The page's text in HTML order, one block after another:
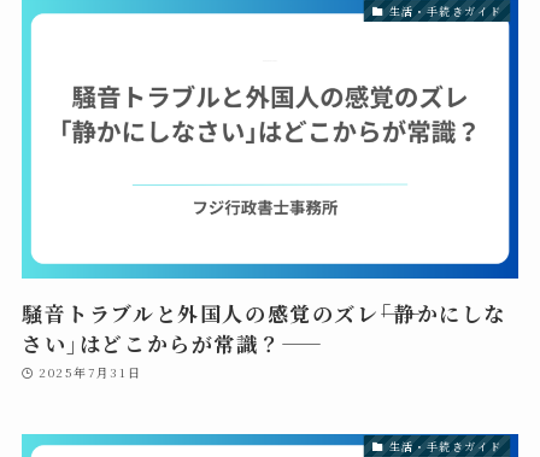
生活・手続きガイド
騒音トラブルと外国人の感覚のズレ――｢静かにしな
さい｣はどこからが常識？――
2025年7月31日
生活・手続きガイド